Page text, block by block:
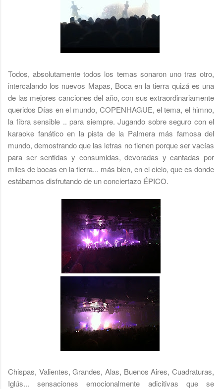
Todos, absolutamente todos los temas sonaron uno tras otro,
intercalando los nuevos Mapas, Boca en la tierra quizá es una
de las mejores canciones del año, con sus extraordinariamente
queridos Días en el mundo, COPENHAGUE, el tema, el himno,
la fibra sensible .. para siempre. Jugando sobre seguro con el
karaoke fanático en la pista de la Palmera más famosa del
mundo, demostrando que las letras no tienen porque ser vacías
para ser sentidas y consumidas, devoradas y cantadas por
miles de bocas en la tierra... más bien, en el cielo, que es donde
estábamos disfrutando de un conciertazo ÉPICO.
Chispas, Valientes, Grandes, Alas, Buenos Aires, Cuadraturas,
Iglús... sensaciones emocionalmente adicitivas que se